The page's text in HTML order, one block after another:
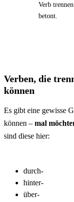
Verb
betont.
Verben, die
können
Es gibt eine gewisse
können – mal
sind diese hier:
durch-
hinter-
über-